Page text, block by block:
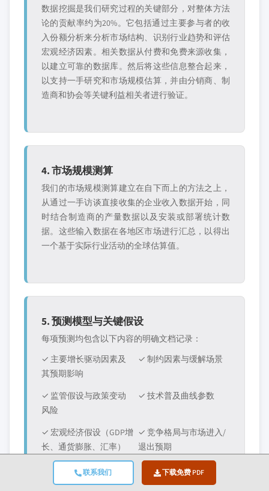
联系我们 下载免费 PDF
数据挖掘是我们研究过程的关键部分，对整体方法
论的贡献率约为20%。它包括通过主要参与者的收
入份额分析来分析市场结构、识别行业趋势和评估
宏观经济因素。相关数据从付费和免费来源收集，
以建立可靠的数据库。然后将这些信息整合起来，
以支持一手研究和市场规模估算，并由分销商、制
造商和协会等关键利益相关者进行验证。
4. 市场规模测算
我们的市场规模测算建立在自下而上的方法之上，
从通过一手访谈直接收集的企业收入数据开始，同
时结合制造商的产量数据以及安装或部署统计数
据。这些输入数据在各地区市场进行汇总，以得出
一个基于实际行业活动的全球估算值。
5. 预测模型与关键假设
每项预测均包含以下内容的明确文档记录：
✓ 主要增长驱动因素及
其预期影响
✓ 制约因素与缓解场景
✓ 监管假设与政策变动
风险
✓ 技术普及曲线参数
✓ 宏观经济假设（GDP增
长、通货膨胀、汇率）
✓ 竞争格局与市场进入/
退出预期